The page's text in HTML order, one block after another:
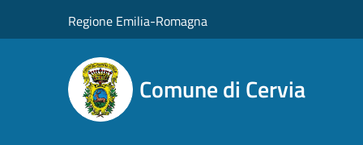
Regione Emilia-Romagna
Comune di Cervia